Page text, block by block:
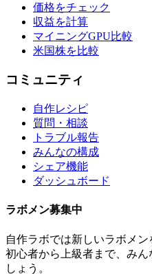
価格をチェック
収益を計算
マイニングGPU比較
米国株を比較
コミュニティ
自作レシピ
質問・相談
トラブル報告
みんなの構成
シェア機能
ダッシュボード
ラボメン募集中
自作ラボでは新しいラボメン
初心者から上級者まで、みん
しょう。